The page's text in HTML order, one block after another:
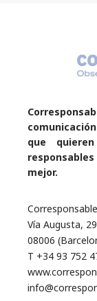
que
mejor.
Vía Augusta, 29
08006
T +34 93 752